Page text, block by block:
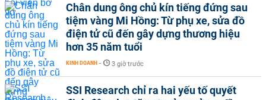
Chân dung ông chủ kín tiếng đứng sau
tiệm vàng Mi Hồng: Từ phụ xe, sửa đồ
điện tử cũ đến gây dựng thương hiệu
hơn 35 năm tuổi
KINH DOANH - 3 giờ trước
SSI Research chỉ ra hai yếu tố quyết